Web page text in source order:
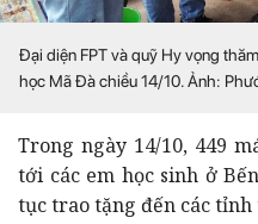
Đại diện FPT và quỹ Hy vọng
học Mã Đà chiều 14/10. Ảnh:
Trong ngày 14/10, 449
tới các em học sinh ở
tục trao tặng đến các